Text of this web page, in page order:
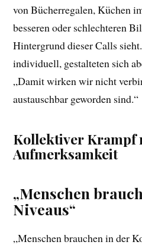
von Bücherregalen, Küchen
besseren oder schlechteren
Hintergrund dieser Calls
individuell, gestalteten sich
„Damit wirken wir nicht
austauschbar geworden sind.“
Kollektiver Krampf
Aufmerksamkeit
„Menschen
Niveaus“
„Menschen brauchen in der